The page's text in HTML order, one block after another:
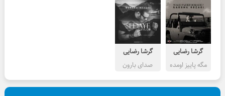
گرشا رضایی
مگه پاییز اومده
گرشا رضایی
صدای بارون